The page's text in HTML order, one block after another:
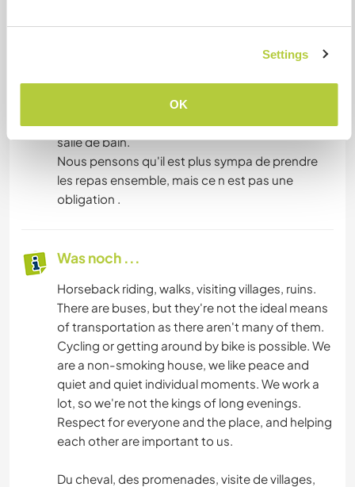
Settings
OK
with a garden. We share a bathroom. We think
it's nicer to eat together, but it's not a
Nous proposons une chambre meublée, dans
une maison individuelle avec jardin. Partage de la
salle de bain.
Nous pensons qu'il est plus sympa de prendre
les repas ensemble, mais ce n est pas une
obligation .
Was noch ...
Horseback riding, walks, visiting villages, ruins.
There are buses, but they're not the ideal means
of transportation as there aren't many of them.
Cycling or getting around by bike is possible. We
are a non-smoking house, we like peace and
quiet and quiet individual moments. We work a
lot, so we're not the kings of long evenings.
Respect for everyone and the place, and helping
each other are important to us.
Du cheval, des promenades, visite de villages,